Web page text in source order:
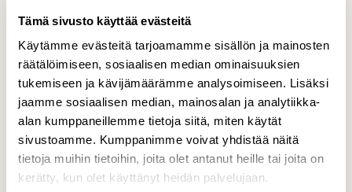
Tämä sivusto käyttää evästeitä
Käytämme evästeitä tarjoamamme sisällön ja mainosten
räätälöimiseen, sosiaalisen median ominaisuuksien
tukemiseen ja kävijämäärämme analysoimiseen. Lisäksi
jaamme sosiaalisen median, mainosalan ja analytiikka-
alan kumppaneillemme tietoja siitä, miten käytät
sivustoamme. Kumppanimme voivat yhdistää näitä
tietoja muihin tietoihin, joita olet antanut heille tai joita on
kerätty, kun olet käyttänyt heidän palvelujaan.